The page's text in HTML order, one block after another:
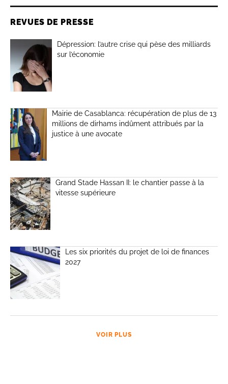
REVUES DE PRESSE
Dépression: l’autre crise qui pèse des milliards
sur l’économie
Mairie de Casablanca: récupération de plus de 13
millions de dirhams indûment attribués par la
justice à une avocate
Grand Stade Hassan II: le chantier passe à la
vitesse supérieure
Les six priorités du projet de loi de finances
2027
VOIR PLUS